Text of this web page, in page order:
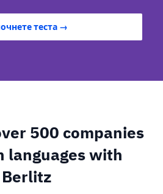
теста →
500 companies
languages with
Berlitz